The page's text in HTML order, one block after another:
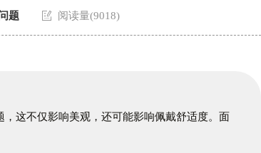
题  阅读量(9018)
这不仅影响美观，还可能影响佩戴舒适度。面